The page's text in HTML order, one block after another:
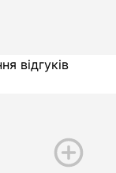
відгуків